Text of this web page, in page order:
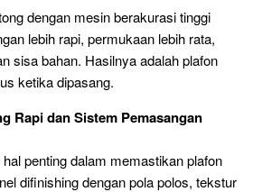
dengan mesin berakurasi tinggi
lebih rapi, permukaan lebih rata,
sisa bahan. Hasilnya adalah plafon
ketika dipasang.
Rapi dan Sistem Pemasangan
penting dalam memastikan plafon
difinishing dengan pola polos, tekstur